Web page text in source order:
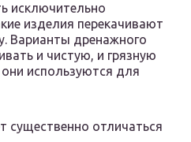
исключительно
изделия перекачивают
Варианты дренажного
и чистую, и грязную
используются для
существенно отличаться